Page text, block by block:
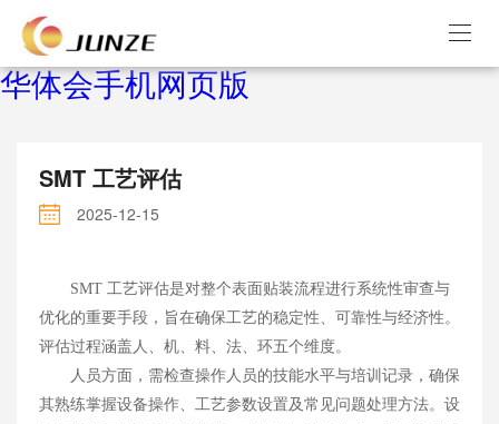
华体会手机网页版
SMT 工艺评估
2025-12-15
SMT 工艺评估是对整个表面贴装流程进行系统性审查与
优化的重要手段，旨在确保工艺的稳定性、可靠性与经济性。
评估过程涵盖人、机、料、法、环五个维度。
人员方面，需检查操作人员的技能水平与培训记录，确保
其熟练掌握设备操作、工艺参数设置及常见问题处理方法。设